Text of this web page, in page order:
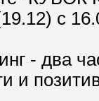
с
- два
и